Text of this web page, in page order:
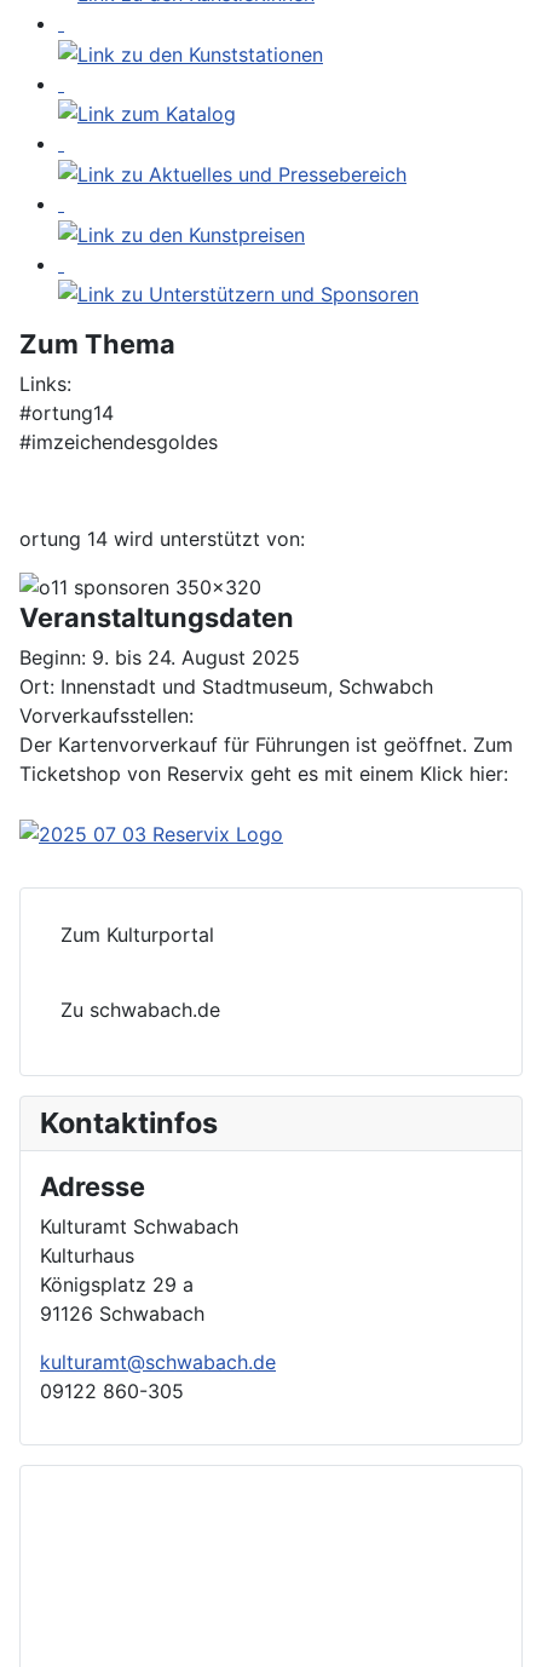
Zum Thema
Links:
#ortung14
#imzeichendesgoldes
ortung 14 wird unterstützt von:
Veranstaltungsdaten
Beginn: 9. bis 24. August 2025
Ort: Innenstadt und Stadtmuseum, Schwabch
Vorverkaufsstellen:
Der Kartenvorverkauf für Führungen ist geöffnet. Zum
Ticketshop von Reservix geht es mit einem Klick hier:
Zum Kulturportal
Zu schwabach.de
Kontaktinfos
Adresse
Kulturamt Schwabach
Kulturhaus
Königsplatz 29 a
91126 Schwabach
kulturamt@schwabach.de
09122 860-305